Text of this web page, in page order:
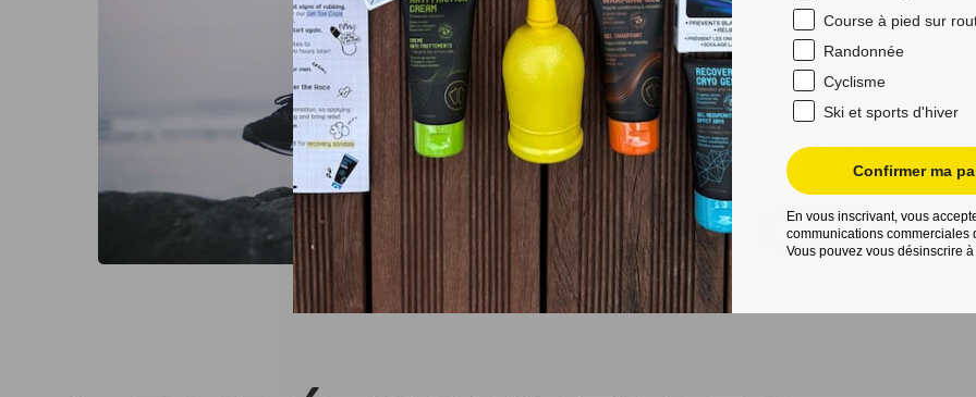
Découvrez les chaussettes
confort exceptionnel lors
techniques, ils assurent
pieds au sec même lors
ergonomique et leurs
les ampoules, ce qui en
Choisissez Sidas pour vos
performances améliorées et
Découvrez
Course à pied sur
Randonnée
Cyclisme
Ski et sports d'hiver
Confirmer ma
En vous inscrivant, vous
communications commerciales
Vous pouvez vous désinscrire